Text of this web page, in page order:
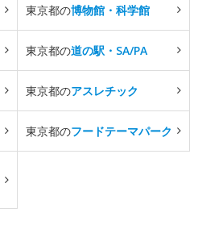
東京都の博物館・科学館
東京都の道の駅・SA/PA
東京都のアスレチック
東京都のフードテーマパーク